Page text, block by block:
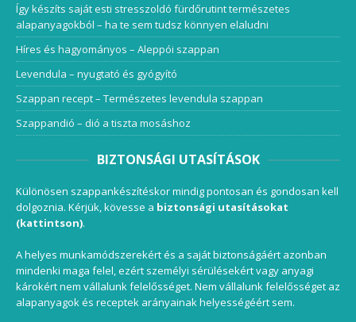
Így készíts saját esti stresszoldó fürdőrutint természetes
alapanyagokból – ha te sem tudsz könnyen elaludni
Híres és hagyományos – Aleppói szappan
Levendula – nyugtató és gyógyító
Szappan recept – Természetes levendula szappan
Szappandió – dió a tiszta mosáshoz
BIZTONSÁGI UTASÍTÁSOK
Különösen szappankészítéskor mindig pontosan és gondosan kell
dolgoznia. Kérjük, kövesse a biztonsági utasításokat
(kattintson).
A helyes munkamódszerekért és a saját biztonságáért azonban
mindenki maga felel, ezért személyi sérülésekért vagy anyagi
károkért nem vállalunk felelősséget. Nem vállalunk felelősséget az
alapanyagok és receptek arányainak helyességéért sem.